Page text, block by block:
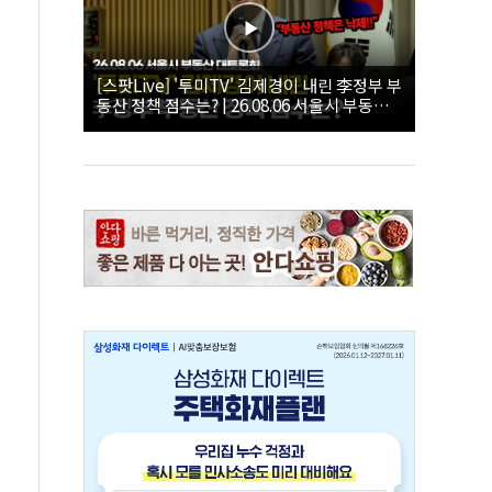
[스팟Live] '투미TV' 김제경이 내린 李정부 부
동산 정책 점수는? | 26.08.06 서울시 부동산
대토론회